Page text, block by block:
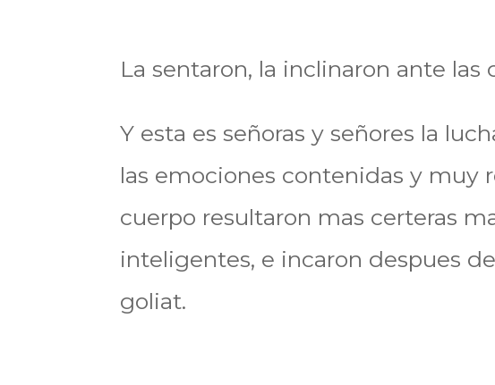
La sentaron, la inclinaron ante las
Y esta es señoras y señores la
las emociones contenidas y muy
cuerpo resultaron mas certeras
inteligentes, e incaron despues
goliat.